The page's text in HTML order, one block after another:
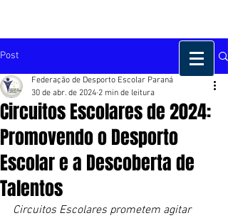
Post
Circuitos Escolares de 2024:
Promovendo o Desporto
Escolar e a Descoberta de
Talentos
Federação de Desporto Escolar Paraná
30 de abr. de 2024 2 min de leitura
Circuitos Escolares prometem agitar